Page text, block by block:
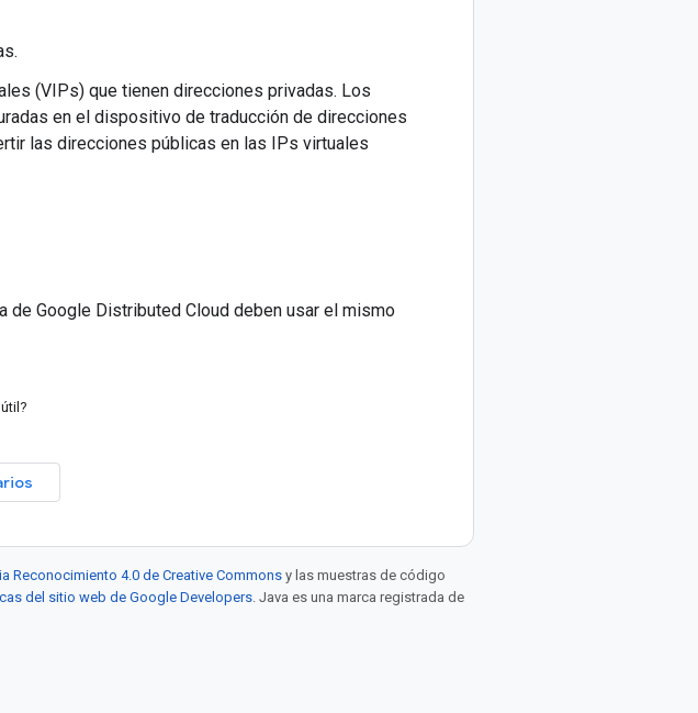
(VIPs) que tienen direcciones privadas. Los
en el dispositivo de traducción de direcciones
las direcciones públicas en las IPs virtuales
de Google Distributed Cloud deben usar el mismo
Reconocimiento 4.0 de Creative Commonsy las muestras de código
del sitio web de Google Developers. Java es una marca registrada de